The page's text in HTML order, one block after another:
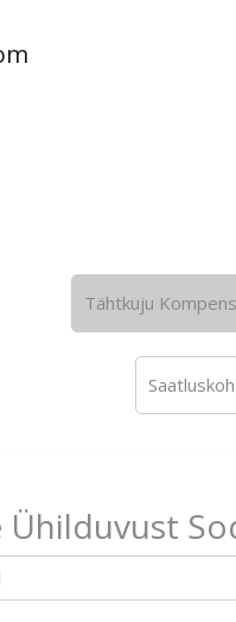
Tähtkuju
Saatluskoh
Ühilduvust